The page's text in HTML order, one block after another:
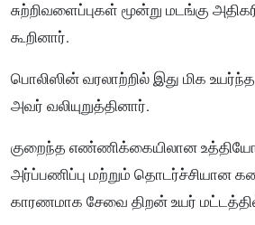
சுற்றிவளைப்புகள் மூன்று மடங்கு
கூறினார்.
பொலிஸின் வரலாற்றில் இது மிக
அவர் வலியுறுத்தினார்.
குறைந்த எண்ணிக்கையிலான
அர்ப்பணிப்பு மற்றும் தொடர்ச்சியான
காரணமாக சேவை திறன் உயர்